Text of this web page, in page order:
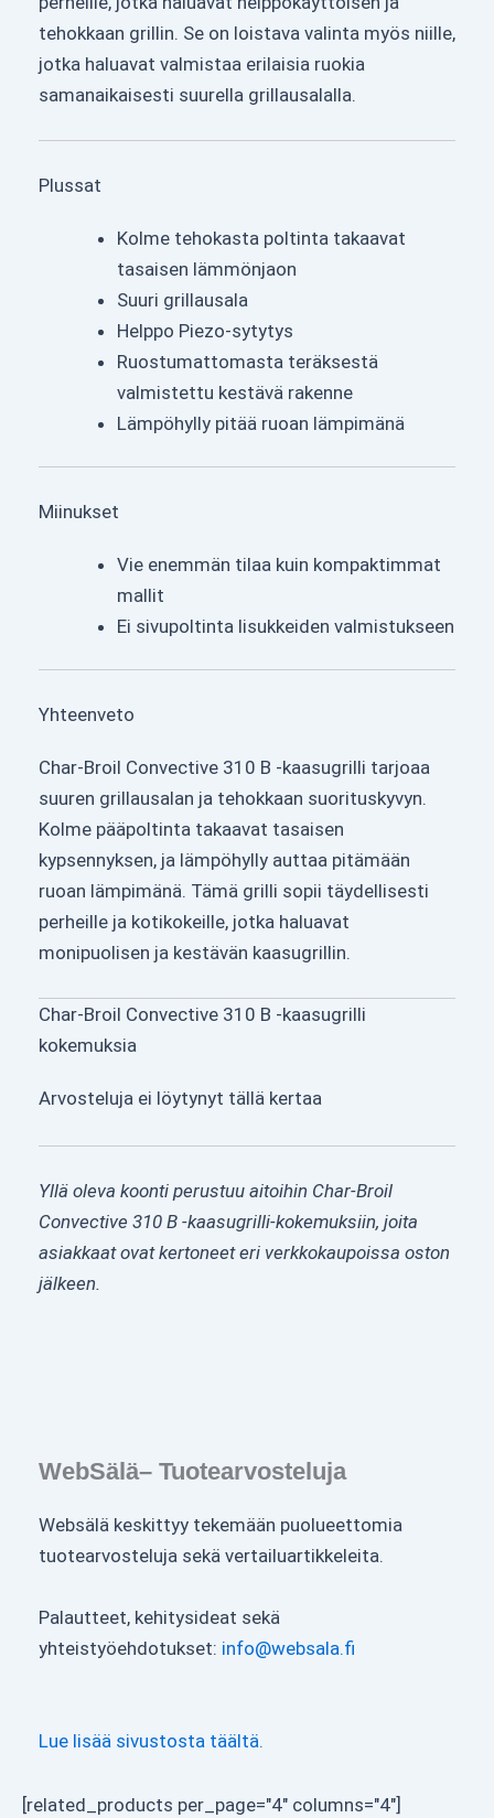
tehokkaan grillin. Se on loistava valinta myös niille,
jotka haluavat valmistaa erilaisia ruokia
samanaikaisesti suurella grillausalalla.
Plussat
Kolme tehokasta poltinta takaavat
tasaisen lämmönjaon
Suuri grillausala
Helppo Piezo-sytytys
Ruostumattomasta teräksestä
valmistettu kestävä rakenne
Lämpöhylly pitää ruoan lämpimänä
Miinukset
Vie enemmän tilaa kuin kompaktimmat
mallit
Ei sivupoltinta lisukkeiden valmistukseen
Yhteenveto
Char-Broil Convective 310 B -kaasugrilli tarjoaa
suuren grillausalan ja tehokkaan suorituskyvyn.
Kolme pääpoltinta takaavat tasaisen
kypsennyksen, ja lämpöhylly auttaa pitämään
ruoan lämpimänä. Tämä grilli sopii täydellisesti
perheille ja kotikokeille, jotka haluavat
monipuolisen ja kestävän kaasugrillin.
Char-Broil Convective 310 B -kaasugrilli
kokemuksia
Arvosteluja ei löytynyt tällä kertaa
Yllä oleva koonti perustuu aitoihin Char-Broil
Convective 310 B -kaasugrilli-kokemuksiin, joita
asiakkaat ovat kertoneet eri verkkokaupoissa oston
jälkeen.
WebSälä– Tuotearvosteluja
Websälä keskittyy tekemään puolueettomia
tuotearvosteluja sekä vertailuartikkeleita.
Palautteet, kehitysideat sekä
yhteistyöehdotukset: info@websala.fi
Lue lisää sivustosta täältä.
[related_products per_page="4" columns="4"]